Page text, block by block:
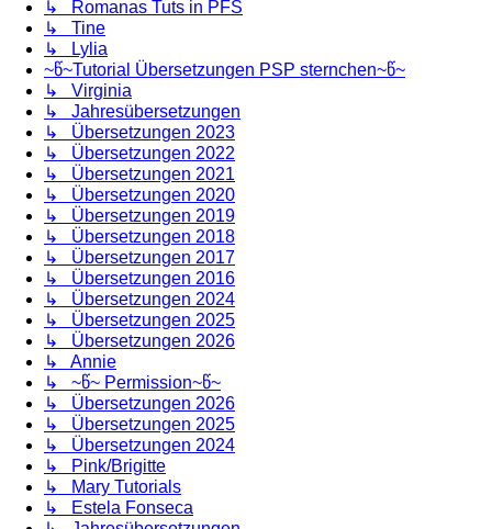
↳ Romanas Tuts in PFS
↳ Tine
↳ Lylia
~წ~Tutorial Übersetzungen PSP sternchen~წ~
↳ Virginia
↳ Jahresübersetzungen
↳ Übersetzungen 2023
↳ Übersetzungen 2022
↳ Übersetzungen 2021
↳ Übersetzungen 2020
↳ Übersetzungen 2019
↳ Übersetzungen 2018
↳ Übersetzungen 2017
↳ Übersetzungen 2016
↳ Übersetzungen 2024
↳ Übersetzungen 2025
↳ Übersetzungen 2026
↳ Annie
↳ ~წ~ Permission~წ~
↳ Übersetzungen 2026
↳ Übersetzungen 2025
↳ Übersetzungen 2024
↳ Pink/Brigitte
↳ Mary Tutorials
↳ Estela Fonseca